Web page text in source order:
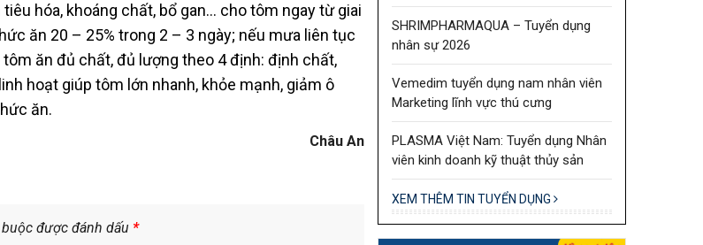
hóa, khoáng chất, bổ gan… cho tôm ngay từ giai
ăn 20 – 25% trong 2 – 3 ngày; nếu mưa liên tục
ăn đủ chất, đủ lượng theo 4 định: định chất,
hoạt giúp tôm lớn nhanh, khỏe mạnh, giảm ô
ăn.
Châu An
được đánh dấu *
SHRIMPHARMAQUA – Tuyển dụng
nhân sự 2026
Vemedim tuyển dụng nam nhân viên
Marketing lĩnh vực thú cưng
PLASMA Việt Nam: Tuyển dụng Nhân
viên kinh doanh kỹ thuật thủy sản
XEM THÊM TIN TUYỂN DỤNG